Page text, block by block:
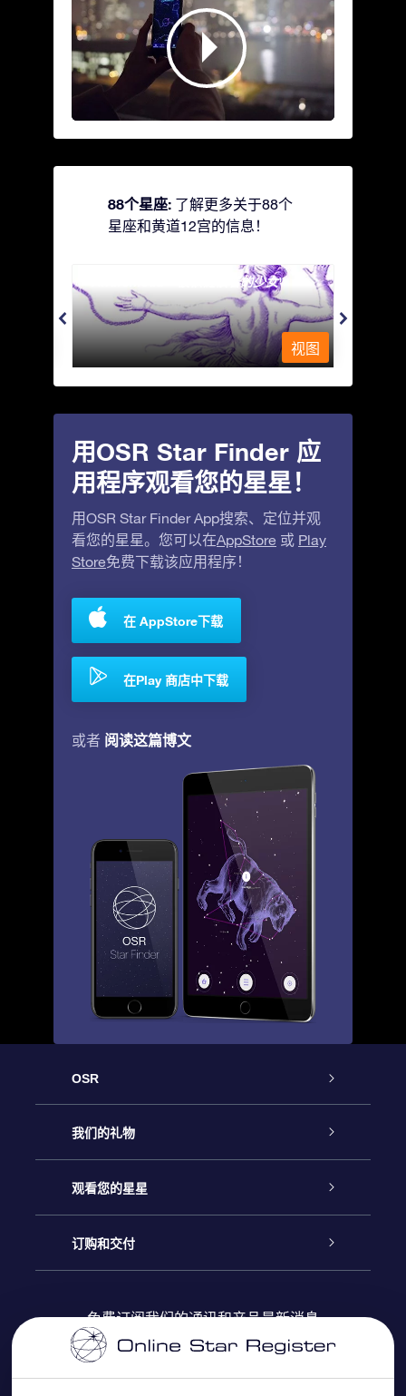
88个星座: 了解更多关于88个
星座和黄道12宫的信息！
Andromeda - 被铁链锁着的少女
视图
用OSR Star Finder 应
用程序观看您的星星！
用OSR Star Finder App搜索、定位并观
看您的星星。您可以在AppStore 或 Play
Store免费下载该应用程序！
在 AppStore下载
在Play 商店中下载
或者 阅读这篇博文
OSR
客户服务
联系我们
博客
评论
我们的礼物
Online Star礼物
OSR 礼物包
OSR 礼物卡
观看您的星星
Online Star Register
个性化的Star Page
订购和交付
付款信息
免费订阅我们的通讯和产品最新消息